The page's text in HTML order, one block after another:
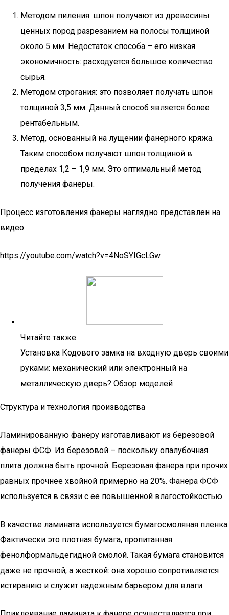
Методом пиления: шпон получают из древесины
ценных пород разрезанием на полосы толщиной
около 5 мм. Недостаток способа – его низкая
экономичность: расходуется большое количество
сырья.
Методом строгания: это позволяет получать шпон
толщиной 3,5 мм. Данный способ является более
рентабельным.
Метод, основанный на лущении фанерного кряжа.
Таким способом получают шпон толщиной в
пределах 1,2 – 1,9 мм. Это оптимальный метод
получения фанеры.
Процесс изготовления фанеры наглядно представлен на
видео.
https://youtube.com/watch?v=4NoSYIGcLGw
Читайте также:
Установка Кодового замка на входную дверь своими
руками: механический или электронный на
металлическую дверь? Обзор моделей
Структура и технология производства
Ламинированную фанеру изготавливают из березовой
фанеры ФСФ. Из березовой – поскольку опалубочная
плита должна быть прочной. Березовая фанера при прочих
равных прочнее хвойной примерно на 20%. Фанера ФСФ
используется в связи с ее повышенной влагостойкостью.
В качестве ламината используется бумагосмоляная пленка.
Фактически это плотная бумага, пропитанная
фенолформальдегидной смолой. Такая бумага становится
даже не прочной, а жесткой: она хорошо сопротивляется
истиранию и служит надежным барьером для влаги.